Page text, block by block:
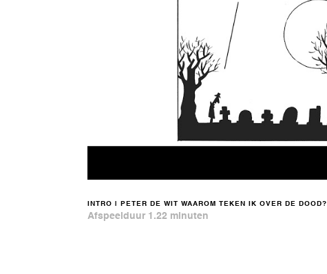
INTRO | PETER DE WIT WAAROM TEKEN IK OVER DE DOOD?
Afspeelduur 1.22 minuten